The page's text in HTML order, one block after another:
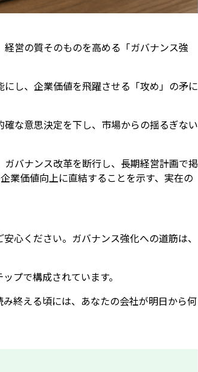
営の質そのものを高める「ガバナンス強
し、企業価値を飛躍させる「攻め」の矛に
な意思決定を下し、市場からの揺るぎない
バナンス改革を断行し、長期経営計画で掲
業価値向上に直結することを示す、実在の
心ください。ガバナンス強化への道筋は、
プで構成されています。
終える頃には、あなたの会社が明日から何